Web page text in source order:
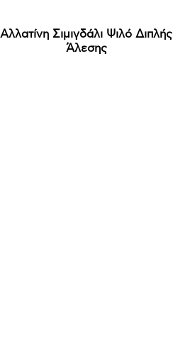
Αλλατίνη Σιμιγδάλι Ψιλό Διπλής
Άλεσης